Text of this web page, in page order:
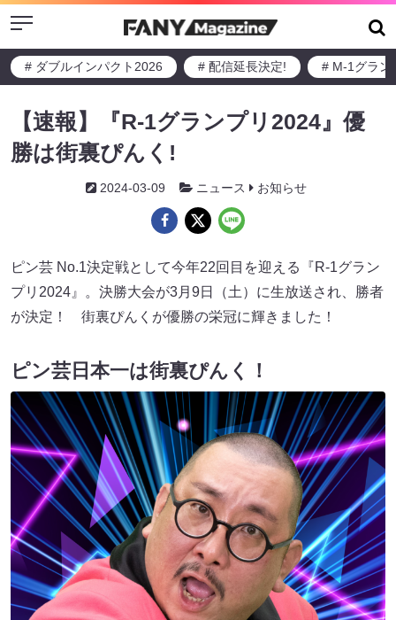
Menu
# ダブルインパクト2026 # 配信延長決定! # M-1グラン
【速報】『R-1グランプリ2024』優
勝は街裏ぴんく!
2024-03-09 ニュース お知らせ
ピン芸 No.1決定戦として今年22回目を迎える『R-1グラン
プリ2024』。決勝大会が3月9日（土）に生放送され、勝者
が決定！ 街裏ぴんくが優勝の栄冠に輝きました！
ピン芸日本一は街裏ぴんく！